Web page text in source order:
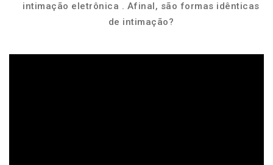
intimação eletrônica . Afinal, são formas idênticas
de intimação?